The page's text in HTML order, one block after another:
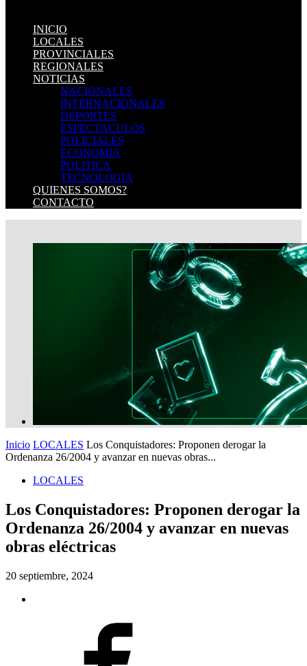
INICIO
LOCALES
PROVINCIALES
REGIONALES
NOTICIAS
NACIONALES
INTERNACIONALES
DEPORTES
ESPECTACULOS
POLICIALES
ECONOMIA
POLITICA
TECNOLOGIA
QUIENES SOMOS?
CONTACTO
Inicio LOCALES Los Conquistadores: Proponen derogar la
Ordenanza 26/2004 y avanzar en nuevas obras...
LOCALES
Los Conquistadores: Proponen derogar la
Ordenanza 26/2004 y avanzar en nuevas
obras eléctricas
20 septiembre, 2024